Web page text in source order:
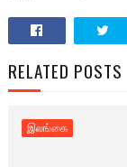
RELATED POSTS
இலங்கை